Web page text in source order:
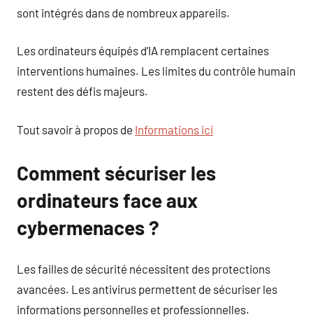
sont intégrés dans de nombreux appareils.
Les ordinateurs équipés d’IA remplacent certaines
interventions humaines. Les limites du contrôle humain
restent des défis majeurs.
Tout savoir à propos de Informations ici
Comment sécuriser les
ordinateurs face aux
cybermenaces ?
Les failles de sécurité nécessitent des protections
avancées. Les antivirus permettent de sécuriser les
informations personnelles et professionnelles.